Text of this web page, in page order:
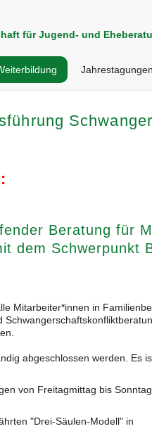
für Jugend- und
Jahrestagungen
Beratung für
dem Schwerpunkt
Mitarbeiter*innen in
abgeschlossen werden. Es
von Freitagmittag bis
"Drei-Säulen-Modell" in